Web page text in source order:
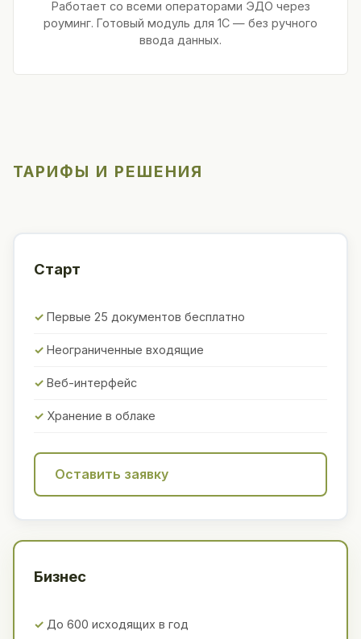
Работает со всеми операторами ЭДО через
роуминг. Готовый модуль для 1С — без ручного
ввода данных.
ТАРИФЫ И РЕШЕНИЯ
Старт
Первые 25 документов бесплатно
Неограниченные входящие
Веб-интерфейс
Хранение в облаке
Оставить заявку
Бизнес
До 600 исходящих в год